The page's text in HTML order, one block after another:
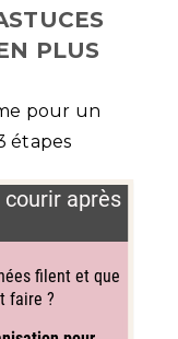
PLUS
pour un
étapes